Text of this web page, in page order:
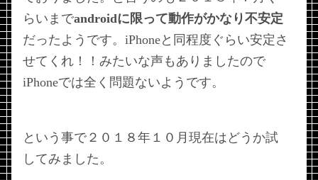
らいまでandroidに限って動作がかなり不安定
だったようです。iPhoneと同程度ぐらい安定さ
せてくれ！！みたいな声もありましたので
iPhoneでは全く問題ないようです。
という事で２０１８年１０月現在はどうか試
してみました。